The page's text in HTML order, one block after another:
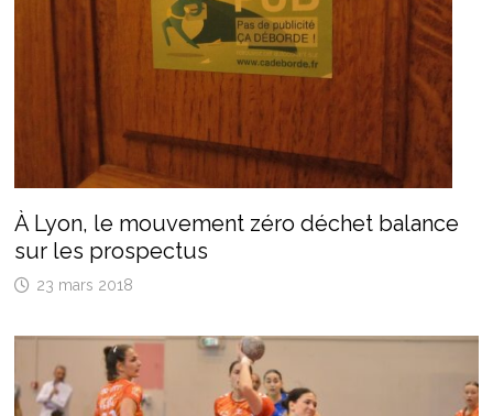
À Lyon, le mouvement zéro déchet balance
sur les prospectus
23 mars 2018